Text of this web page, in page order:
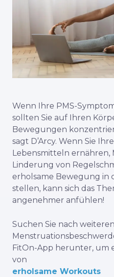
Wenn Ihre PMS-
sollten Sie auf Ihren
Bewegungen
sagt D’Arcy. Wenn Sie
Lebensmitteln ernähren,
Linderung von
erholsame Bewegung in
stellen, kann sich das
angenehmer anfühlen!
Suchen Sie nach
FitOn-App herunter, um
von
erholsame Workouts